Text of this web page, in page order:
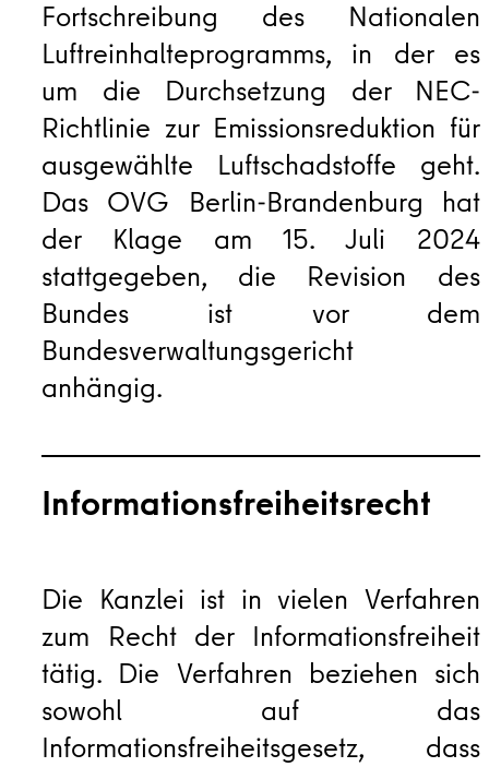
Fortschreibung des Nationalen
Luftreinhalteprogramms, in der es
um die Durchsetzung der NEC-
Richtlinie zur Emissionsreduktion für
ausgewählte Luftschadstoffe geht.
Das OVG Berlin-Brandenburg hat
der Klage am 15. Juli 2024
stattgegeben, die Revision des
Bundes ist vor dem
Bundesverwaltungsgericht
anhängig.
Informationsfreiheitsrecht
Die Kanzlei ist in vielen Verfahren
zum Recht der Informationsfreiheit
tätig. Die Verfahren beziehen sich
sowohl auf das
Informationsfreiheitsgesetz, dass